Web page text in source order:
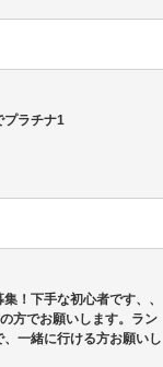
プラチナ1
！下手な初心者です、、
方でお願いします。ラン
一緒に行ける方お願いし